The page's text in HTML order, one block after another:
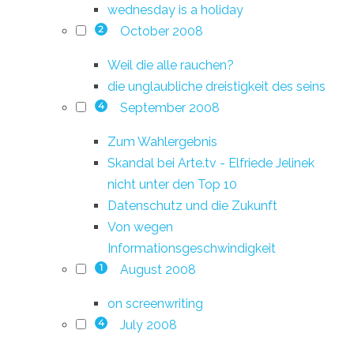
wednesday is a holiday
2 October 2008
Weil die alle rauchen?
die unglaubliche dreistigkeit des seins
4 September 2008
Zum Wahlergebnis
Skandal bei Arte.tv - Elfriede Jelinek
nicht unter den Top 10
Datenschutz und die Zukunft
Von wegen
Informationsgeschwindigkeit
1 August 2008
on screenwriting
4 July 2008